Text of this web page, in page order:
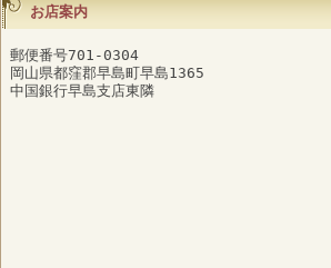
お店案内
郵便番号701-0304
岡山県都窪郡早島町早島1365
中国銀行早島支店東隣